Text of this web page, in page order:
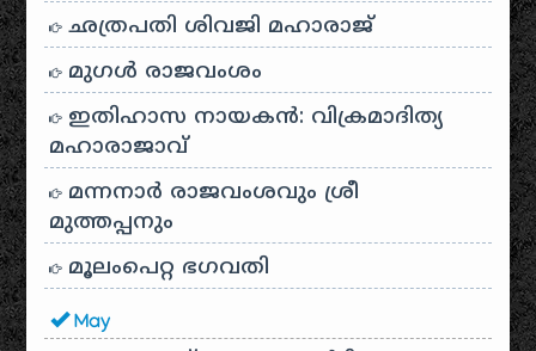
ഛത്രപതി ശിവജി മഹാരാജ്
മുഗൾ രാജവംശം
ഇതിഹാസ നായകൻ: വിക്രമാദിത്യ
മഹാരാജാവ്
മന്നനാർ രാജവംശവും ശ്രീ
മുത്തപ്പനും
മൂലംപെറ്റ ഭഗവതി
May